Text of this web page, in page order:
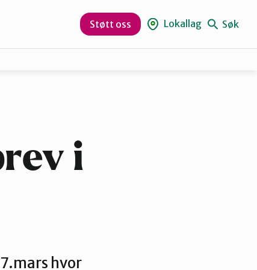
og omegn
Støtt oss Lokallag Søk
i
hvor